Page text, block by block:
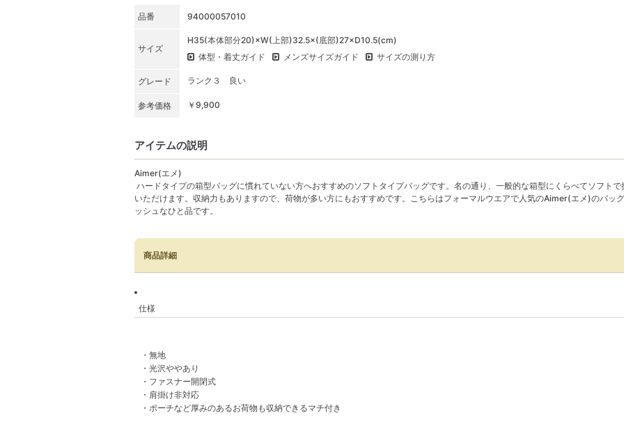
品番 94000057010
サイズ
H35(本体部分20)×W(上部)32.5×(底部)27×D10.5(cm)
体型・着丈ガイド
メンズサイズガイド サイズの測り方
グレード ランク３ 良い
参考価格 ￥9,900
アイテムの説明
Aimer(エメ)
ハードタイプの箱型バッグに慣れていない方へおすすめのソフトタイプバッグです。名の通り、一般的な箱型にくらべてソフト
いただけます。収納力もありますので、荷物が多い方にもおすすめです。こちらはフォーマルウエアで人気のAimer(エメ)のバッ
ッシュなひと品です。
商品詳細
仕様
・無地
・光沢ややあり
・ファスナー開閉式
・肩掛け非対応
・ポーチなど厚みのあるお荷物も収納できるマチ付き